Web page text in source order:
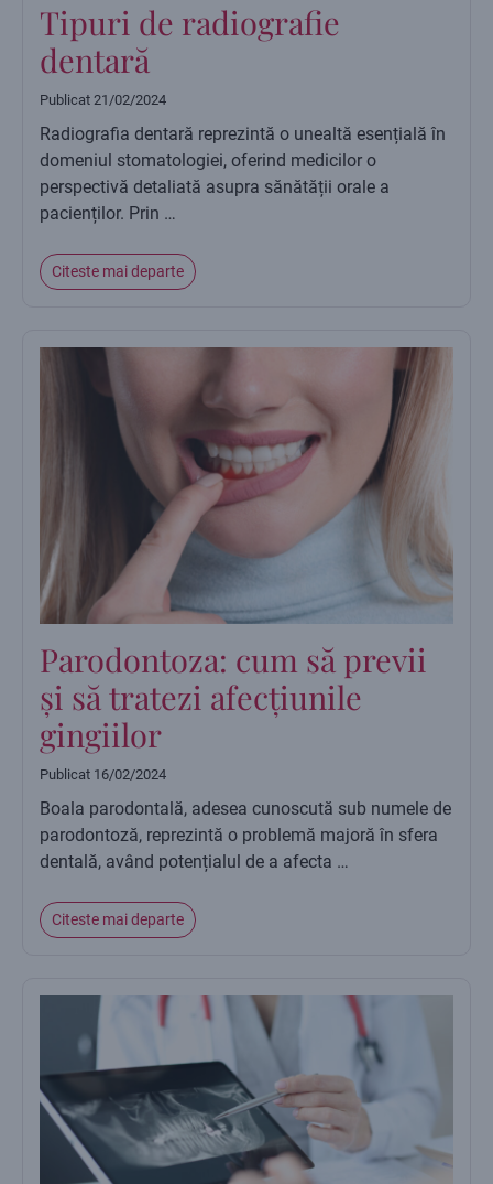
Tipuri de radiografie
dentară
Publicat 21/02/2024
Radiografia dentară reprezintă o unealtă esențială în
domeniul stomatologiei, oferind medicilor o
perspectivă detaliată asupra sănătății orale a
pacienților. Prin …
Citeste mai departe
Parodontoza: cum să previi
și să tratezi afecțiunile
gingiilor
Publicat 16/02/2024
Boala parodontală, adesea cunoscută sub numele de
parodontoză, reprezintă o problemă majoră în sfera
dentală, având potențialul de a afecta …
Citeste mai departe